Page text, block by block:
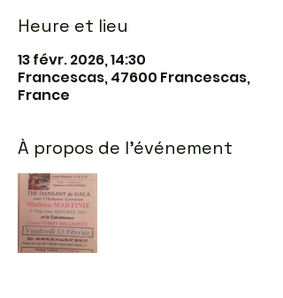
Heure et lieu
13 févr. 2026, 14:30
Francescas, 47600 Francescas,
France
À propos de l'événement